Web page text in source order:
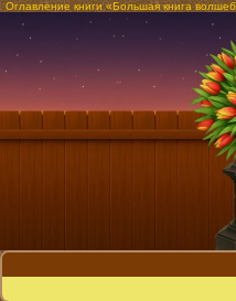
Оглавление книги «Большая книга